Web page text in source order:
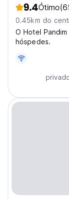
9.4Ótimo
0.45km do
O Hotel
hóspedes.